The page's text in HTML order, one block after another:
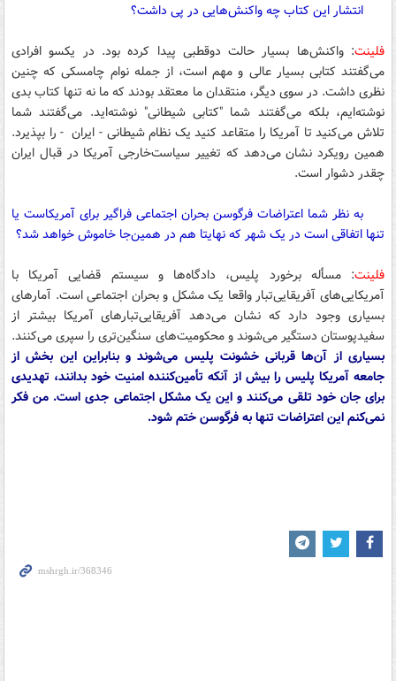
انتشار این کتاب چه واکنش‌هایی در پی داشت؟
فلینت: واکنش‌ها بسیار حالت دوقطبی پیدا کرده بود. در یکسو افرادی
می‌گفتند کتابی بسیار عالی و مهم است، از جمله نوام چامسکی که چنین
نظری داشت. در سوی دیگر، منتقدان ما معتقد بودند که ما نه تنها کتاب بدی
نوشته‌ایم، بلکه می‌گفتند شما "کتابی شیطانی" نوشته‌اید. می‌گفتند شما
تلاش می‌کنید تا آمریکا را متقاعد کنید یک نظام شیطانی - ایران - را بپذیرد.
همین رویکرد نشان می‌دهد که تغییر سیاست‌خارجی آمریکا در قبال ایران
چقدر دشوار است.
به نظر شما اعتراضات فرگوسن بحران اجتماعی فراگیر برای آمریکاست یا
تنها اتفاقی است در یک شهر که نهایتا هم در همین‌جا خاموش خواهد شد؟
فلینت: مسأله برخورد پلیس، دادگاه‌ها و سیستم قضایی آمریکا با
آمریکایی‌های آفریقایی‌تبار واقعا یک مشکل و بحران اجتماعی است. آمارهای
بسیاری وجود دارد که نشان می‌دهد آفریقایی‌تبارهای آمریکا بیشتر از
سفیدپوستان دستگیر می‌شوند و محکومیت‌های سنگین‌تری را سپری می‌کنند.
بسیاری از آن‌ها قربانی خشونت پلیس می‌شوند و بنابراین این بخش از
جامعه آمریکا پلیس را بیش از آنکه تأمین‌کننده امنیت خود بدانند، تهدیدی
برای جان خود تلقی می‌کنند و این یک مشکل اجتماعی جدی است. من فکر
نمی‌کنم این اعتراضات تنها به فرگوسن ختم شود.